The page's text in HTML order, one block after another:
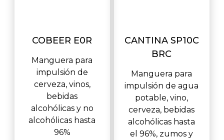
COBEER E0R
Manguera para
impulsión de
cerveza, vinos,
bebidas
alcohólicas y no
alcohólicas hasta
96%
CANTINA SP10C
BRC
Manguera para
impulsión de agua
potable, vino,
cerveza, bebidas
alcohólicas hasta
el 96%, zumos y